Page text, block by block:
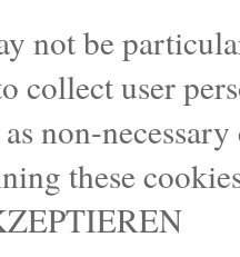
not be
collect user
non-
these